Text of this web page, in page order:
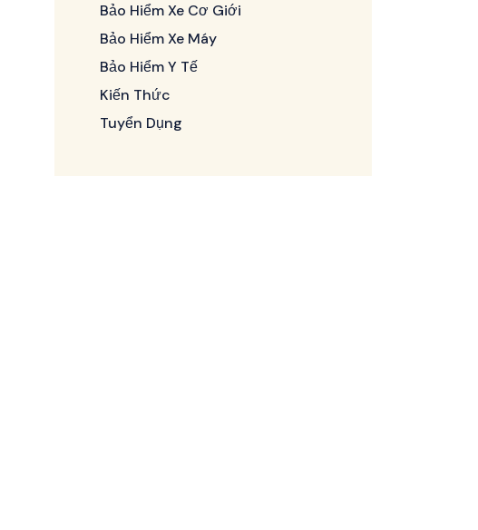
Bảo Hiểm Xe Cơ Giới
Bảo Hiểm Xe Máy
Bảo Hiểm Y Tế
Kiến Thức
Tuyển Dụng